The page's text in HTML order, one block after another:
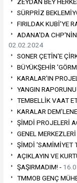
SÜRPRİZ
FIRILDAK KUBİ'YE
ADANA'DA
02.02.2024
SONER ÇETİN'E
BÜYÜKŞEHİR
KARALAR'IN
YANGIN
TEMBELLİK VAAT
KARALAR
ŞİMDİ PROJELERİ
GENEL
ŞİMDİ 'SAMİMİYET
AÇIKLAYIN VE
ŞAŞIRMADIM! -
TMMOB GENÇ